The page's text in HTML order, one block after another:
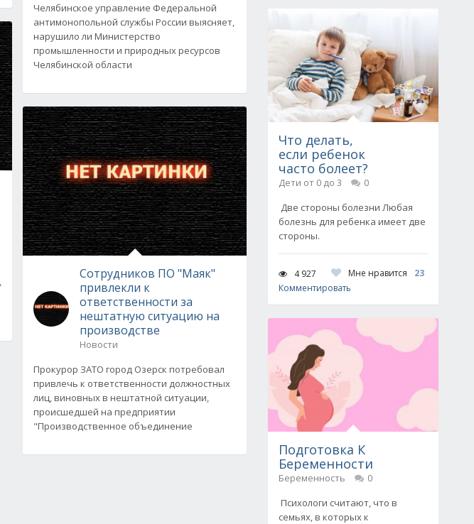
Челябинское управление Федеральной
антимонопольной службы России выясняет,
нарушило ли Министерство
промышленности и природных ресурсов
Челябинской области
Сотрудников ПО "Маяк"
привлекли к
ответственности за
нештатную ситуацию на
производстве
Новости
Прокурор ЗАТО город Озерск потребовал
привлечь к ответственности должностных
лиц, виновных в нештатной ситуации,
происшедшей на предприятии
"Производственное объединение
Что делать,
если ребенок
часто болеет?
Дети от 0 до 3
0
Две стороны болезни Любая
болезнь для ребенка имеет две
стороны.
4 927 Мне нравится
23
Комментировать
Подготовка К
Беременности
Беременность
0
Психологи считают, что в
семьях, в которых к